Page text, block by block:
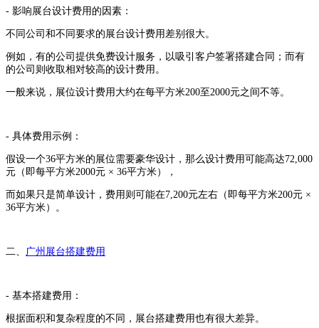
- 影响展台设计费用的因素：
不同公司和不同要求的展台设计费用差别很大。
例如，有的公司提供免费设计服务，以吸引客户签署搭建合同；而有
的公司则收取相对较高的设计费用。
一般来说，展位设计费用大约在每平方米200至2000元之间不等。
- 具体费用示例：
假设一个36平方米的展位需要豪华设计，那么设计费用可能高达72,000
元（即每平方米2000元 × 36平方米），
而如果只是简单设计，费用则可能在7,200元左右（即每平方米200元 ×
36平方米）。
二、 广州展台搭建费用
- 基本搭建费用：
根据面积和复杂程度的不同，展台搭建费用也有很大差异。